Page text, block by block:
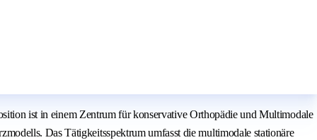
ist in einem Zentrum für konservative Orthopädie und Multimodale
Das Tätigkeitsspektrum umfasst die multimodale stationäre